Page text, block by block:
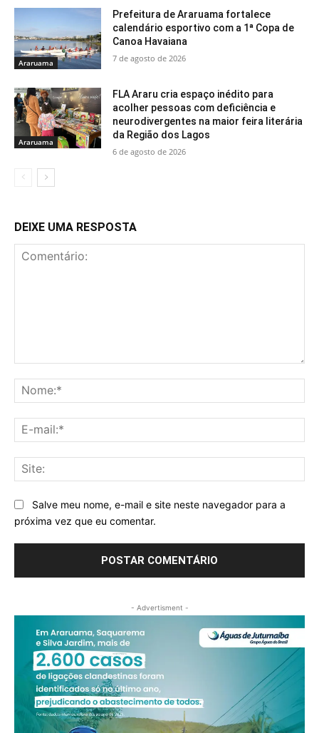
Araruama
Prefeitura de Araruama fortalece
calendário esportivo com a 1ª Copa de
Canoa Havaiana
7 de agosto de 2026
Araruama
FLA Araru cria espaço inédito para
acolher pessoas com deficiência e
neurodivergentes na maior feira literária
da Região dos Lagos
6 de agosto de 2026
DEIXE UMA RESPOSTA
Salve meu nome, e-mail e site neste navegador para a
próxima vez que eu comentar.
- Advertisment -